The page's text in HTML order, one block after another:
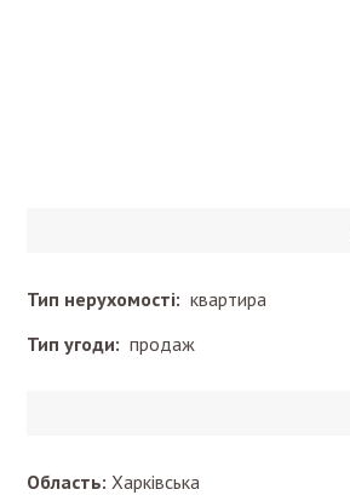
Тип нерухомості: квартира
Тип угоди: продаж
Область: Харківська